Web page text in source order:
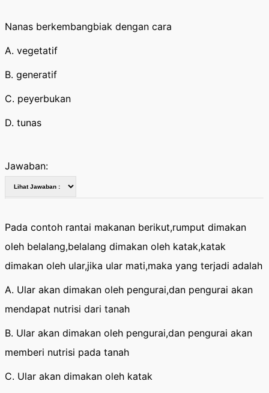
Nanas berkembangbiak dengan cara
A. vegetatif
B. generatif
C. peyerbukan
D. tunas
Jawaban:
Pada contoh rantai makanan berikut,rumput dimakan
oleh belalang,belalang dimakan oleh katak,katak
dimakan oleh ular,jika ular mati,maka yang terjadi adalah
A. Ular akan dimakan oleh pengurai,dan pengurai akan
mendapat nutrisi dari tanah
B. Ular akan dimakan oleh pengurai,dan pengurai akan
memberi nutrisi pada tanah
C. Ular akan dimakan oleh katak